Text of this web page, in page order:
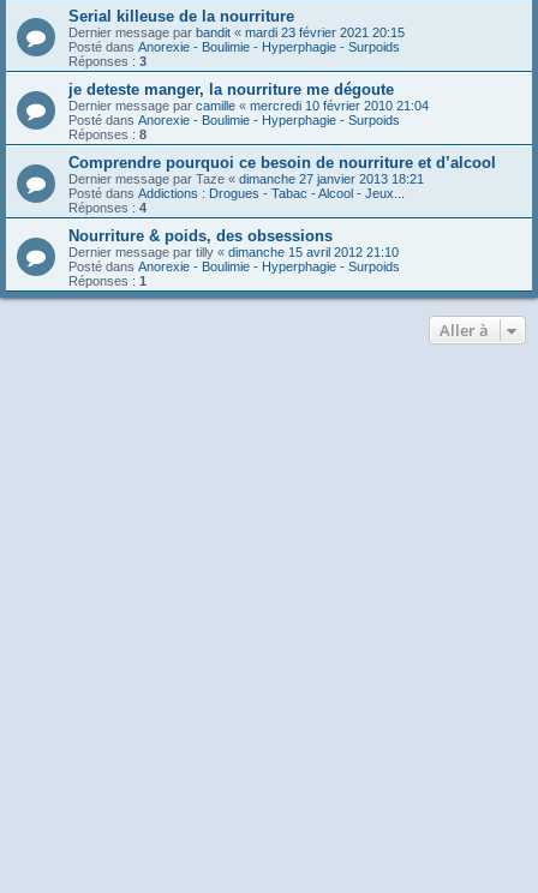
Serial killeuse de la nourriture
Dernier message par bandit « mardi 23 février 2021 20:15
Posté dans Anorexie - Boulimie - Hyperphagie - Surpoids
Réponses : 3
je deteste manger, la nourriture me dégoute
Dernier message par camille « mercredi 10 février 2010 21:04
Posté dans Anorexie - Boulimie - Hyperphagie - Surpoids
Réponses : 8
Comprendre pourquoi ce besoin de nourriture et d’alcool
Dernier message par Taze « dimanche 27 janvier 2013 18:21
Posté dans Addictions : Drogues - Tabac - Alcool - Jeux...
Réponses : 4
Nourriture & poids, des obsessions
Dernier message par tilly « dimanche 15 avril 2012 21:10
Posté dans Anorexie - Boulimie - Hyperphagie - Surpoids
Réponses : 1
Aller à